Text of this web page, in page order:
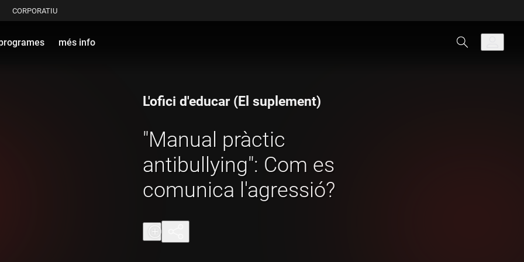
CORPORATIU
més info
L'ofici d'educar (El suplement)
"Manual pràctic
antibullying": Com es
comunica l'agressió?